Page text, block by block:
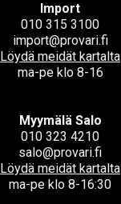
Import
010 315 3100
import@provari.fi
Löydä meidät kartalta
ma-pe klo 8-16
Myymälä Salo
010 323 4210
salo@provari.fi
Löydä meidät kartalta
ma-pe klo 8-16:30